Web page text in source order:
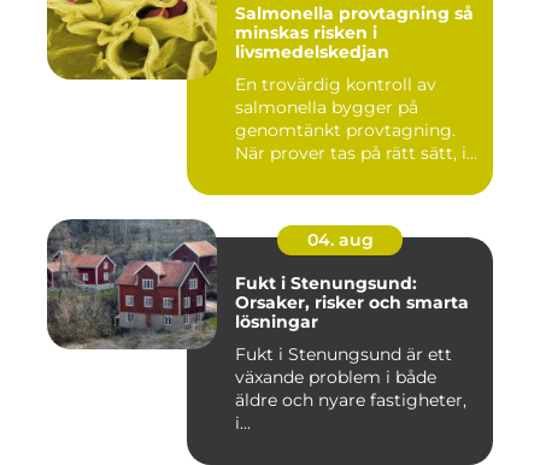
Salmonella provtagning så
minskas risken i
livsmedelskedjan
En trovärdig kontroll av
salmonella bygger på
genomtänkt provtagning.
När prover tas på rätt sätt, i...
04. aug
Fukt i Stenungsund:
Orsaker, risker och smarta
lösningar
Fukt i Stenungsund är ett
växande problem i både
äldre och nyare fastigheter,
i...